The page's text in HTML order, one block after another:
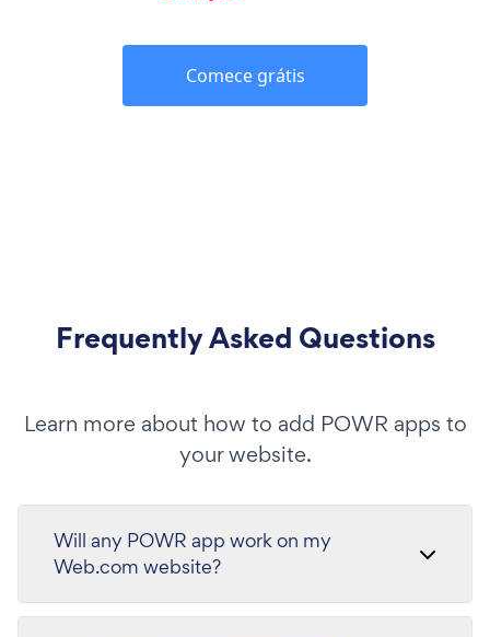
Comece grátis
Frequently Asked Questions
Learn more about how to add POWR apps to
your website.
Will any POWR app work on my
Web.com website?